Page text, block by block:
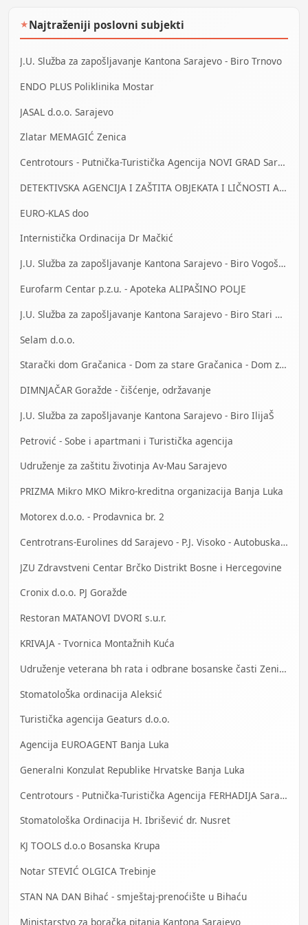
★Najtraženiji poslovni subjekti
J.U. Služba za zapošljavanje Kantona Sarajevo - Biro Trnovo
ENDO PLUS Poliklinika Mostar
JASAL d.o.o. Sarajevo
Zlatar MEMAGIĆ Zenica
Centrotours - Putnička-Turistička Agencija NOVI GRAD Sarajevo
DETEKTIVSKA AGENCIJA I ZAŠTITA OBJEKATA I LIČNOSTI ALFA DM Travnik
EURO-KLAS doo
Internistička Ordinacija Dr Mačkić
J.U. Služba za zapošljavanje Kantona Sarajevo - Biro Vogošća
Eurofarm Centar p.z.u. - Apoteka ALIPAŠINO POLJE
J.U. Služba za zapošljavanje Kantona Sarajevo - Biro Stari Grad
Selam d.o.o.
Starački dom Gračanica - Dom za stare Gračanica - Dom za stara lica Gračanica
DIMNJAČAR Goražde - čišćenje, održavanje
J.U. Služba za zapošljavanje Kantona Sarajevo - Biro IlijaŠ
Petrović - Sobe i apartmani i Turistička agencija
Udruženje za zaštitu životinja Av-Mau Sarajevo
PRIZMA Mikro MKO Mikro-kreditna organizacija Banja Luka
Motorex d.o.o. - Prodavnica br. 2
Centrotrans-Eurolines dd Sarajevo - P.J. Visoko - Autobuska stanica
JZU Zdravstveni Centar Brčko Distrikt Bosne i Hercegovine
Cronix d.o.o. PJ Goražde
Restoran MATANOVI DVORI s.u.r.
KRIVAJA - Tvornica Montažnih Kuća
Udruženje veterana bh rata i odbrane bosanske časti Zenica
StomatoloŠka ordinacija Aleksić
Turistička agencija Geaturs d.o.o.
Agencija EUROAGENT Banja Luka
Generalni Konzulat Republike Hrvatske Banja Luka
Centrotours - Putnička-Turistička Agencija FERHADIJA Sarajevo
Stomatološka Ordinacija H. Ibrišević dr. Nusret
KJ TOOLS d.o.o Bosanska Krupa
Notar STEVIĆ OLGICA Trebinje
STAN NA DAN Bihać - smještaj-prenoćište u Bihaću
Ministarstvo za boračka pitanja Kantona Sarajevo